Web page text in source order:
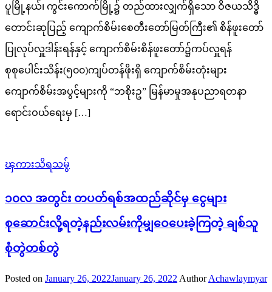
ပူမြို့နယ်၊ ကွင်းကောက်မြို့၌ တည်ထားလျှက်ရှိသော ဝိဇယသိဒ္ဓိ
တောင်းဆုပြည့် ကျောက်စိမ်းစေတီးတော်မြတ်ကြီး၏ စိန်ဖူးတော်
ပြုလုပ်လှူဒါန်းရန်နှင့် ကျောက်စိမ်းစိန်ဖူးတော်၌ကပ်လှူရန်
စုစုပေါင်းသိန်း(၅၀၀)ကျပ်တန်ဖိုးရှိ ကျောက်စိမ်းတုံးများ
ကျောက်စိမ်းအပွင့်များကို “ဘစိုးဥ” မြန်မာမှုအနုပညာရတနာ
ရောင်းဝယ်ရေးမှ […]
ၾကားသိရသမွ်
၁၀လ အတွင်း တပတ်ရစ်အထည်ဆိုင်မှ ငွေများ
စုဆောင်းလို့ရတဲ့နည်းလမ်းကိုမျှဝေပေးခဲ့ကြတဲ့ ချစ်သူ
စုံတွဲတစ်တွဲ
Posted on January 26, 2022January 26, 2022 Author Achawlaymyar